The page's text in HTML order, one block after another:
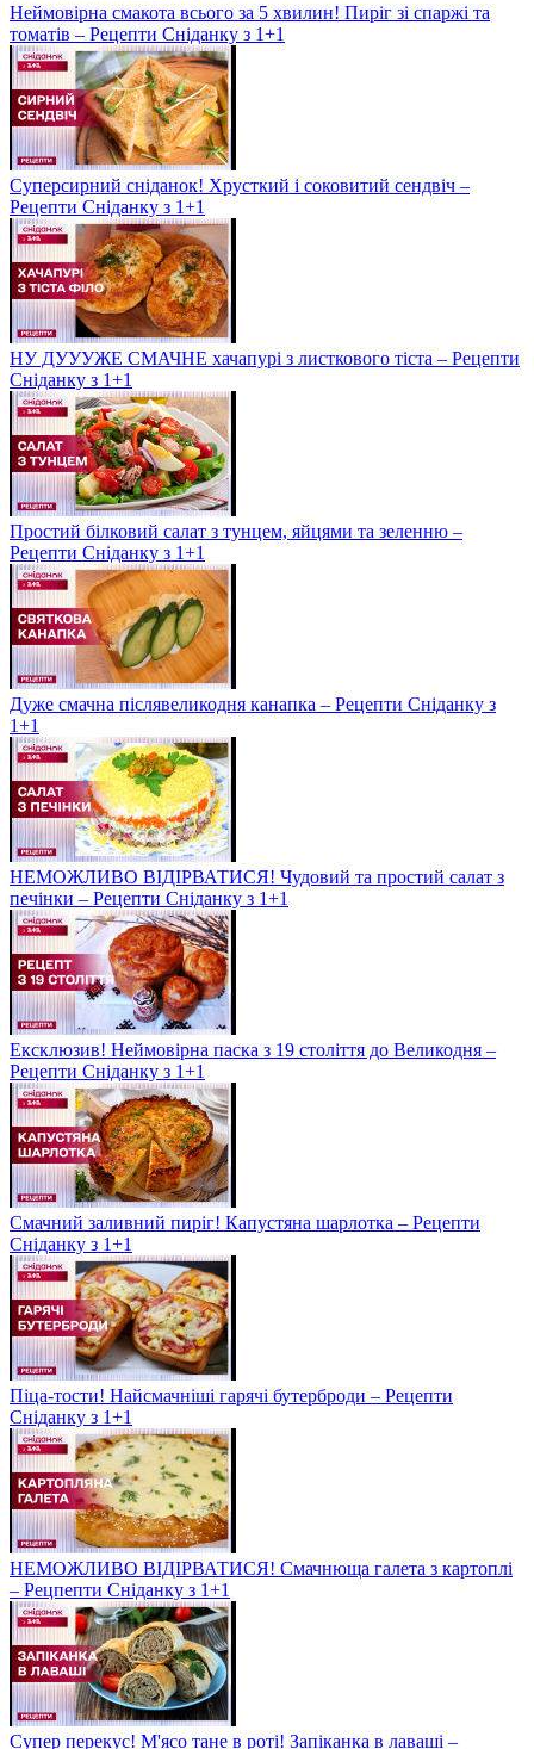
Неймовірна смакота всього за 5 хвилин! Пиріг зі спаржі та
томатів – Рецепти Сніданку з 1+1
Суперсирний сніданок! Хрусткий і соковитий сендвіч –
Рецепти Сніданку з 1+1
НУ ДУУУЖЕ СМАЧНЕ хачапурі з листкового тіста – Рецепти
Сніданку з 1+1
Простий білковий салат з тунцем, яйцями та зеленню –
Рецепти Сніданку з 1+1
Дуже смачна післявеликодня канапка – Рецепти Сніданку з
1+1
НЕМОЖЛИВО ВІДІРВАТИСЯ! Чудовий та простий салат з
печінки – Рецепти Сніданку з 1+1
Ексклюзив! Неймовірна паска з 19 століття до Великодня –
Рецепти Сніданку з 1+1
Смачний заливний пиріг! Капустяна шарлотка – Рецепти
Сніданку з 1+1
Піца-тости! Найсмачніші гарячі бутерброди – Рецепти
Сніданку з 1+1
НЕМОЖЛИВО ВІДІРВАТИСЯ! Смачнюща галета з картоплі
– Рецпепти Сніданку з 1+1
Супер перекус! М'ясо тане в роті! Запіканка в лаваші –